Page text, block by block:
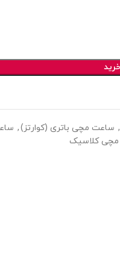
, ساعت مچی باتری (کوارتز),
کلاسیک